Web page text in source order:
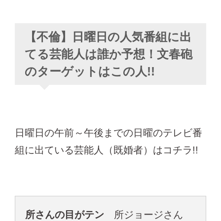
【不倫】日曜日の人気番組に出
てる芸能人は誰か予想！文春砲
のターゲットはこの人!!
日曜日の午前～午後までの日曜のテレビ番
組に出ている芸能人（既婚者）はコチラ!!
所さんの目がテン 所ジョージさん